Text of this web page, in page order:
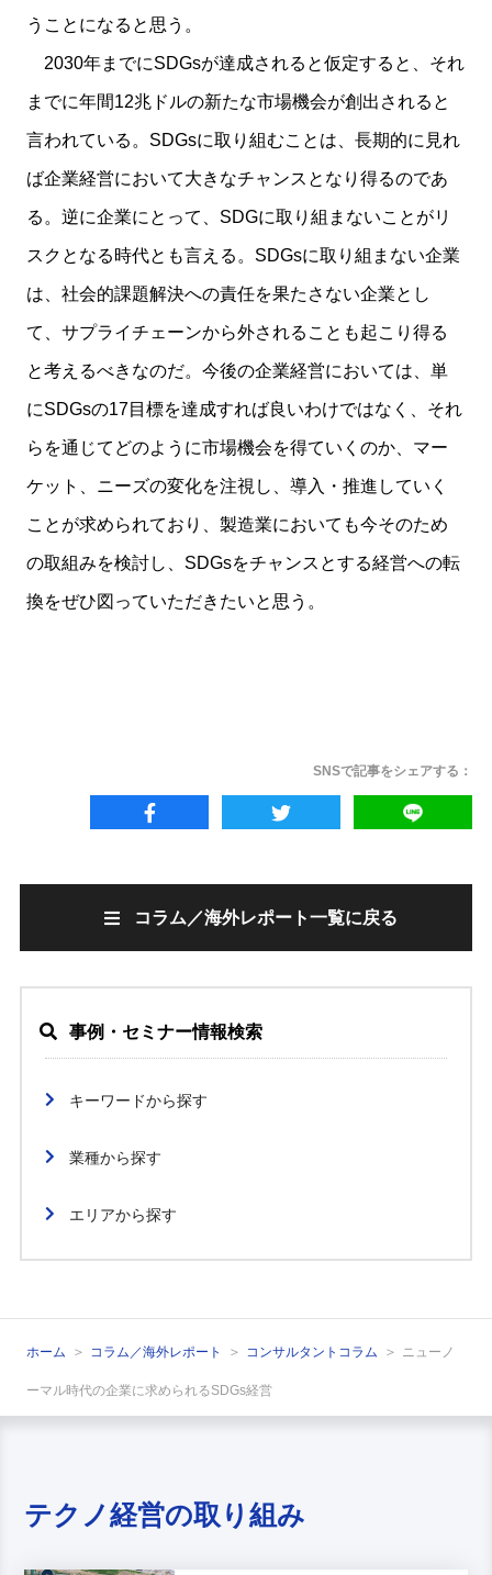
うことになると思う。
2030年までにSDGsが達成されると仮定すると、それ
までに年間12兆ドルの新たな市場機会が創出されると
言われている。SDGsに取り組むことは、長期的に見れ
ば企業経営において大きなチャンスとなり得るのであ
る。逆に企業にとって、SDGに取り組まないことがリ
スクとなる時代とも言える。SDGsに取り組まない企業
は、社会的課題解決への責任を果たさない企業とし
て、サプライチェーンから外されることも起こり得る
と考えるべきなのだ。今後の企業経営においては、単
にSDGsの17目標を達成すれば良いわけではなく、それ
らを通じてどのように市場機会を得ていくのか、マー
ケット、ニーズの変化を注視し、導入・推進していく
ことが求められており、製造業においても今そのため
の取組みを検討し、SDGsをチャンスとする経営への転
換をぜひ図っていただきたいと思う。
SNSで記事をシェアする：
コラム／海外レポート一覧に戻る
事例・セミナー情報検索
キーワードから探す
業種から探す
エリアから探す
ホーム コラム／海外レポート コンサルタントコラム ニューノ
ーマル時代の企業に求められるSDGs経営
テクノ経営の取り組み